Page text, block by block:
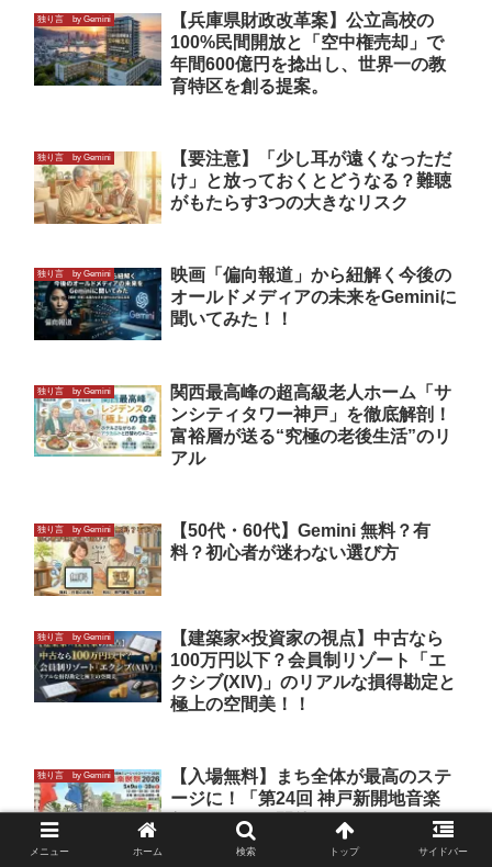
独り言 by Gemini
【兵庫県財政改革案】公立高校の
100%民間開放と「空中権売却」で
年間600億円を捻出し、世界一の教
育特区を創る提案。
独り言 by Gemini
【要注意】「少し耳が遠くなっただ
け」と放っておくとどうなる？難聴
がもたらす3つの大きなリスク
独り言 by Gemini
映画「偏向報道」から紐解く今後の
オールドメディアの未来をGeminiに
聞いてみた！！
独り言 by Gemini
関西最高峰の超高級老人ホーム「サ
ンシティタワー神戸」を徹底解剖！
富裕層が送る“究極の老後生活”のリ
アル
独り言 by Gemini
【50代・60代】Gemini 無料？有
料？初心者が迷わない選び方
独り言 by Gemini
【建築家×投資家の視点】中古なら
100万円以下？会員制リゾート「エ
クシブ(XIV)」のリアルな損得勘定と
極上の空間美！！
独り言 by Gemini
【入場無料】まち全体が最高のステ
ージに！「第24回 神戸新開地音楽
祭」いよいよ開催！！
メニュー ホーム 検索 トップ サイドバー